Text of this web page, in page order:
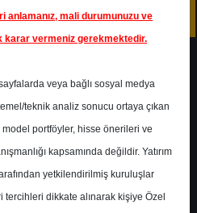
Ak Yatırım
anlamanız, mali durumunuzu ve
karar vermeniz gerekmektedir.
veya bağlı sosyal medya
teknik analiz sonucu ortaya çıkan
model portföyler, hisse önerileri ve
kapsamında değildir. Yatırım
yetkilendirilmiş kuruluşlar
dikkate alınarak kişiye Özel